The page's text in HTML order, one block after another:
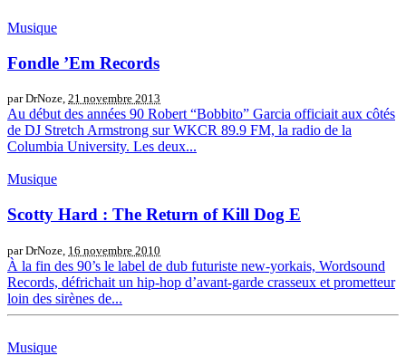
Musique
Fondle ’Em Records
par DrNoze, 21 novembre 2013
Au début des années 90 Robert “Bobbito” Garcia officiait aux côtés
de DJ Stretch Armstrong sur WKCR 89.9 FM, la radio de la
Columbia University. Les deux...
Musique
Scotty Hard : The Return of Kill Dog E
par DrNoze, 16 novembre 2010
À la fin des 90’s le label de dub futuriste new-yorkais, Wordsound
Records, défrichait un hip-hop d’avant-garde crasseux et prometteur
loin des sirènes de...
Musique